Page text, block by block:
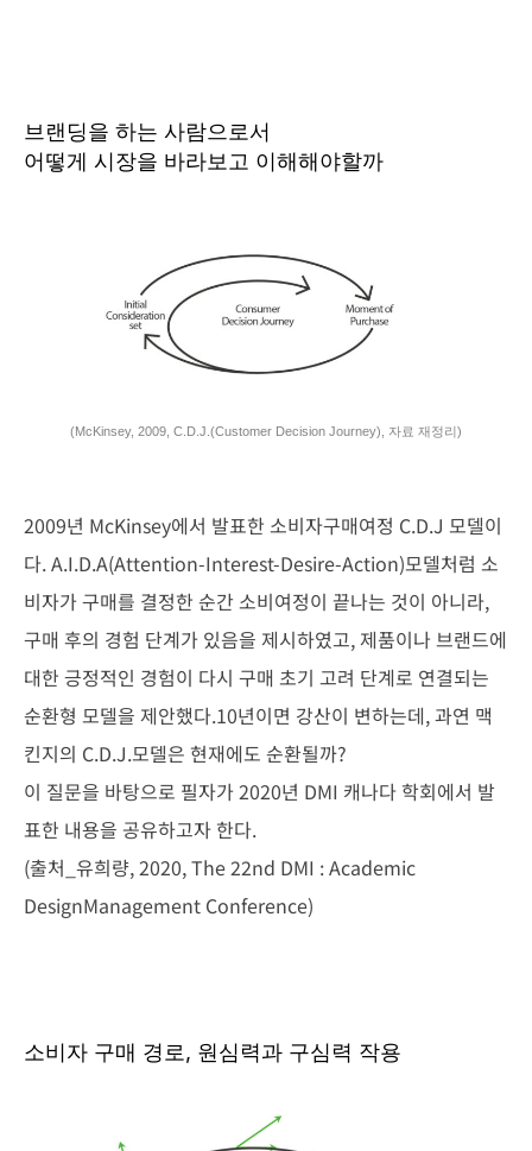
브랜딩을 하는 사람으로서
어떻게 시장을 바라보고 이해해야할까
(McKinsey, 2009, C.D.J.(Customer Decision Journey), 자료 재정리)
2009년 McKinsey에서 발표한 소비자구매여정 C.D.J 모델이
다.A.I.D.A(Attention-Interest-Desire-Action)모델처럼 소
비자가 구매를 결정한 순간 소비여정이 끝나는 것이 아니라,
구매 후의 경험 단계가 있음을 제시하였고, 제품이나 브랜드에
대한 긍정적인 경험이 다시 구매 초기 고려 단계로 연결되는
순환형 모델을 제안했다.10년이면 강산이 변하는데, 과연 맥
킨지의 C.D.J.모델은 현재에도 순환될까?
이 질문을 바탕으로 필자가 2020년 DMI 캐나다 학회에서 발
표한 내용을 공유하고자 한다.
(출처_유희량, 2020, The 22nd DMI : Academic
DesignManagement Conference)
소비자 구매 경로, 원심력과 구심력 작용